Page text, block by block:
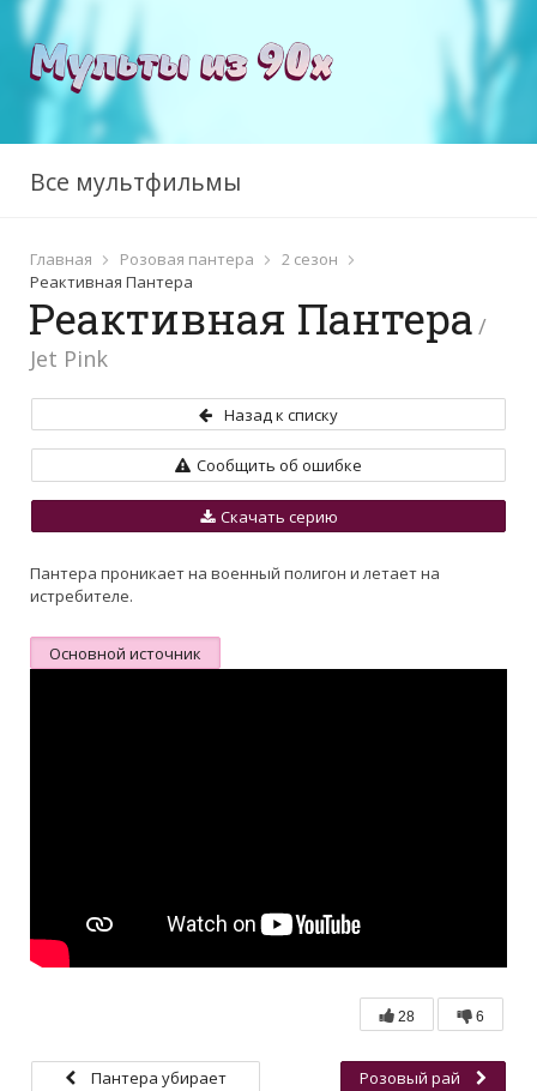
Все мультфильмы
Главная Розовая пантера
2 сезон
Реактивная Пантера
Реактивная Пантера /
Jet Pink
Назад к списку
Сообщить об ошибке
Скачать серию
Пантера проникает на военный полигон и летает на
истребителе.
Основной источник
28 6
Пантера убирает
Розовый рай